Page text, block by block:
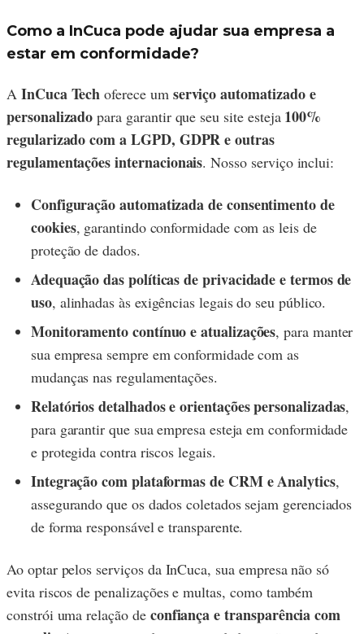
Como a InCuca pode ajudar sua empresa a
estar em conformidade?
A InCuca Tech oferece um serviço automatizado e
personalizado para garantir que seu site esteja 100%
regularizado com a LGPD, GDPR e outras
regulamentações internacionais. Nosso serviço inclui:
Configuração automatizada de consentimento de
cookies, garantindo conformidade com as leis de
proteção de dados.
Adequação das políticas de privacidade e termos de
uso, alinhadas às exigências legais do seu público.
Monitoramento contínuo e atualizações, para manter
sua empresa sempre em conformidade com as
mudanças nas regulamentações.
Relatórios detalhados e orientações personalizadas,
para garantir que sua empresa esteja em conformidade
e protegida contra riscos legais.
Integração com plataformas de CRM e Analytics,
assegurando que os dados coletados sejam gerenciados
de forma responsável e transparente.
Ao optar pelos serviços da InCuca, sua empresa não só
evita riscos de penalizações e multas, como também
constrói uma relação de confiança e transparência com